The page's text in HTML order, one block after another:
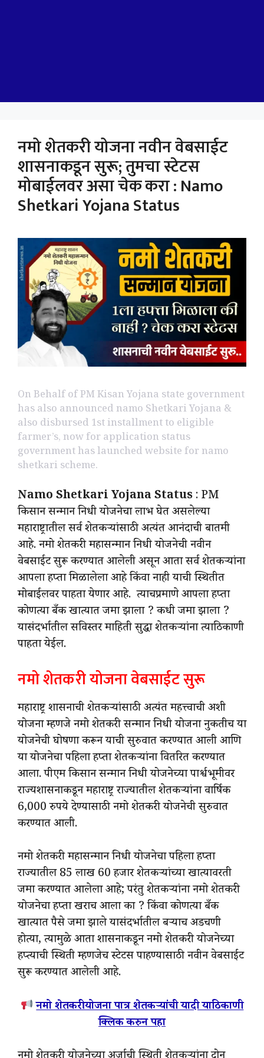
नमो शेतकरी योजना नवीन वेबसाईट
शासनाकडून सुरू; तुमचा स्टेटस
मोबाईलवर असा चेक करा : Namo
Shetkari Yojana Status
On Behalf of PM Kisan Yojana state government
has also announced namo Shetkari Yojana &
also disbursed 1st installment to eligible
farmer’s, now for application status
government has launched website for namo
shetkari scheme.
Namo Shetkari Yojana Status : PM
किसान सन्मान निधी योजनेचा लाभ घेत असलेल्या
महाराष्ट्रातील सर्व शेतकऱ्यांसाठी अत्यंत आनंदाची बातमी
आहे. नमो शेतकरी महासन्मान निधी योजनेची नवीन
वेबसाईट सुरू करण्यात आलेली असून आता सर्व शेतकऱ्यांना
आपला हप्ता मिळालेला आहे किंवा नाही याची स्थितीत
मोबाईलवर पाहता येणार आहे. त्याचप्रमाणे आपला हप्ता
कोणत्या बँक खात्यात जमा झाला ? कधी जमा झाला ?
यासंदर्भातील सविस्तर माहिती सुद्धा शेतकऱ्यांना त्याठिकाणी
पाहता येईल.
नमो शेतकरी योजना वेबसाईट सुरू
महाराष्ट्र शासनाची शेतकऱ्यांसाठी अत्यंत महत्त्वाची अशी
योजना म्हणजे नमो शेतकरी सन्मान निधी योजना नुकतीच या
योजनेची घोषणा करून याची सुरुवात करण्यात आली आणि
या योजनेचा पहिला हप्ता शेतकऱ्यांना वितरित करण्यात
आला. पीएम किसान सन्मान निधी योजनेच्या पार्श्वभूमीवर
राज्यशासनाकडून महाराष्ट्र राज्यातील शेतकऱ्यांना वार्षिक
6,000 रुपये देण्यासाठी नमो शेतकरी योजनेची सुरुवात
करण्यात आली.
नमो शेतकरी महासन्मान निधी योजनेचा पहिला हप्ता
राज्यातील 85 लाख 60 हजार शेतकऱ्यांच्या खात्यावरती
जमा करण्यात आलेला आहे; परंतु शेतकऱ्यांना नमो शेतकरी
योजनेचा हप्ता खराच आला का ? किंवा कोणत्या बँक
खात्यात पैसे जमा झाले यासंदर्भातील बऱ्याच अडचणी
होत्या, त्यामुळे आता शासनाकडून नमो शेतकरी योजनेच्या
हप्त्याची स्थिती म्हणजेच स्टेटस पाहण्यासाठी नवीन वेबसाईट
सुरू करण्यात आलेली आहे.
नमो शेतकरी योजना पात्र शेतकऱ्यांची यादी याठिकाणी
क्लिक करुन पहा